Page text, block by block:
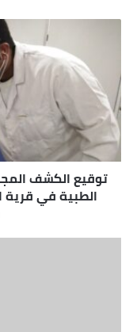
الطبية في قرية